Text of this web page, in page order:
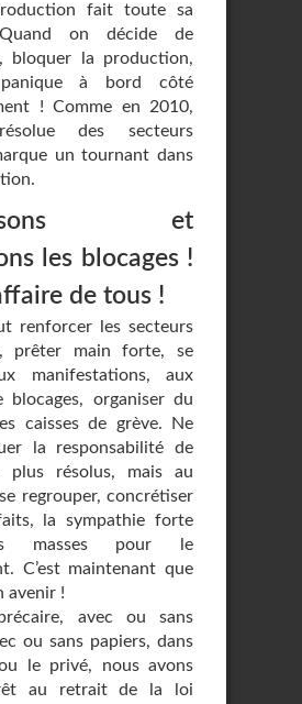
fait toute sa
on décide de
bloquer la production,
à bord côté
! Comme en 2010,
des secteurs
un tournant dans
et
les blocages !
de tous !
renforcer les secteurs
prêter main forte, se
manifestations, aux
blocages, organiser du
caisses de grève. Ne
la responsabilité de
plus résolus, mais au
regrouper, concrétiser
la sympathie forte
masses pour le
C’est maintenant que
avenir !
avec ou sans
ou sans papiers, dans
le privé, nous avons
au retrait de la loi